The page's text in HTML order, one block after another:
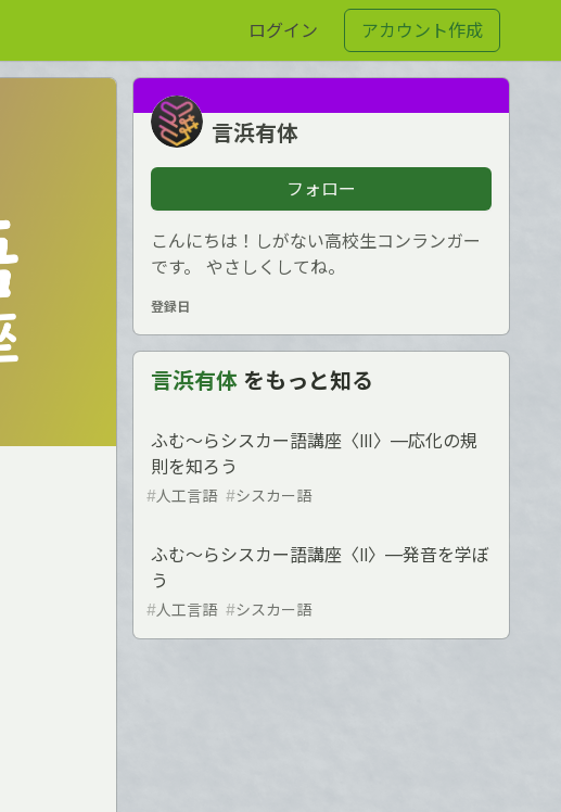
ログイン アカウント作成
言浜有体
フォロー
こんにちは！しがない高校生コンランガー
です。 やさしくしてね。
登録日
言浜有体 をもっと知る
ふむ〜らシスカー語講座〈Ⅲ〉―応化の規
則を知ろう
#人工言語 #シスカー語
ふむ〜らシスカー語講座〈Ⅱ〉―発音を学ぼ
う
#人工言語 #シスカー語